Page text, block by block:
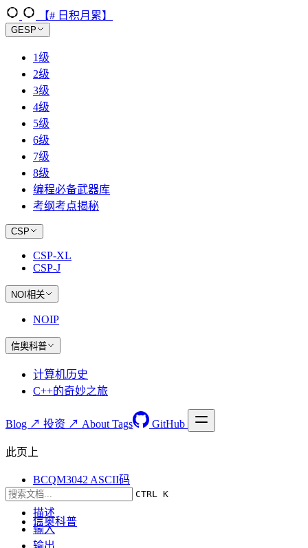
【# 日积月累】
GESP
1级
2级
3级
4级
5级
6级
7级
8级
编程必备武器库
考纲考点揭秘
CSP
CSP-XL
CSP-J
NOI相关
NOIP
信奥科普
计算机历史
C++的奇妙之旅
Blog ↗ 投资 ↗ About Tags GitHub
CTRL K
信奥科普
此页上
BCQM3042 ASCII码
题目要求
描述
输入
输出